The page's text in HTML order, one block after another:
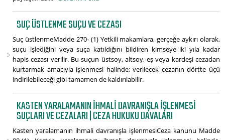
SUÇ ÜSTLENME SUÇU VE CEZASI
Suç üstlenmeMadde 270- (1) Yetkili makamlara, gerçeğe aykırı olarak,
suçu işlediğini veya suça katıldığını bildiren kimseye iki yıla kadar
hapis cezası verilir. Bu suçun üstsoy, altsoy, eş veya kardeşi cezadan
kurtarmak amacıyla işlenmesi halinde; verilecek cezanın dörtte üçü
indirilebileceği gibi tamamen de kaldırılabilir.
KASTEN YARALAMANIN IHMALI DAVRANIŞLA IŞLENMESI
SUÇLARI VE CEZALARI | CEZA HUKUKU DAVALARI
Kasten yaralamanın ihmali davranışla işlenmesiCeza kanunu Madde